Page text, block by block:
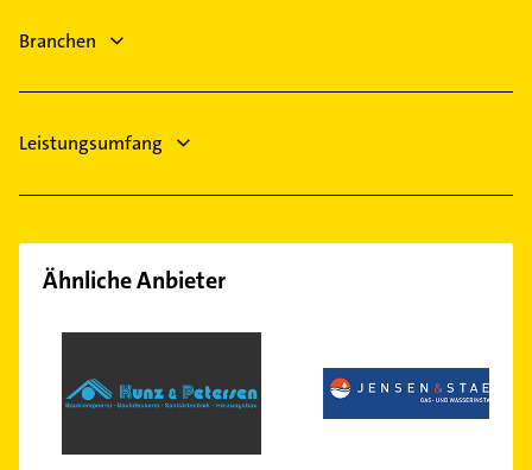
Henstedt-Ulzburg
Kammerjäger
Dachdecker
Branchen
Leistungsumfang
Ähnliche Anbieter